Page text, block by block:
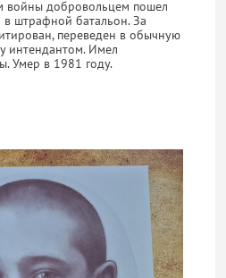
войны добровольцем пошел
в штрафной батальон. За
переведен в обычную
интендантом. Имел
Умер в 1981 году.